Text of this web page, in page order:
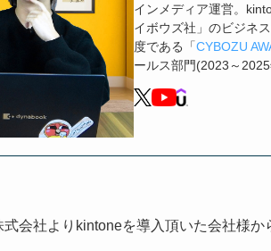
インメディア運営。
イボウズ社」のビジネ
度である「CYBOZU
ールス部門(2023～
会社よりkintoneを導入頂いた会社様か